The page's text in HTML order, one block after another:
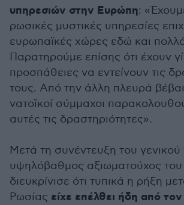
υπηρεσιών στην Ευρώπη:
ρωσικές μυστικές υπηρεσίες
ευρωπαϊκές χώρες εδώ και
Παρατηρούμε επίσης ότι έχουν
προσπάθειες να εντείνουν τις
τους. Από την άλλη πλευρά
νατοϊκοί σύμμαχοι
αυτές τις δραστηριότητες».
Μετά τη συνέντευξη του
υψηλόβαθμος αξιωματούχος
διευκρίνισε ότι τυπικά η ρήξη
Ρωσίας είχε επέλθει ήδη από